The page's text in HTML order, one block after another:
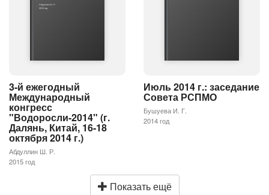
Абдуллин Ш. Р.
2015 год
3-й ежегодный
Международный
конгресс
"Водоросли-2014" (г.
Далянь, Китай, 16-18
октября 2014 г.)
Абдуллин Ш. Р.
2015 год
Июль 2014 г.: заседание
Совета РСПМО
Бушуева И. Г.
2014 год
Показать ещё